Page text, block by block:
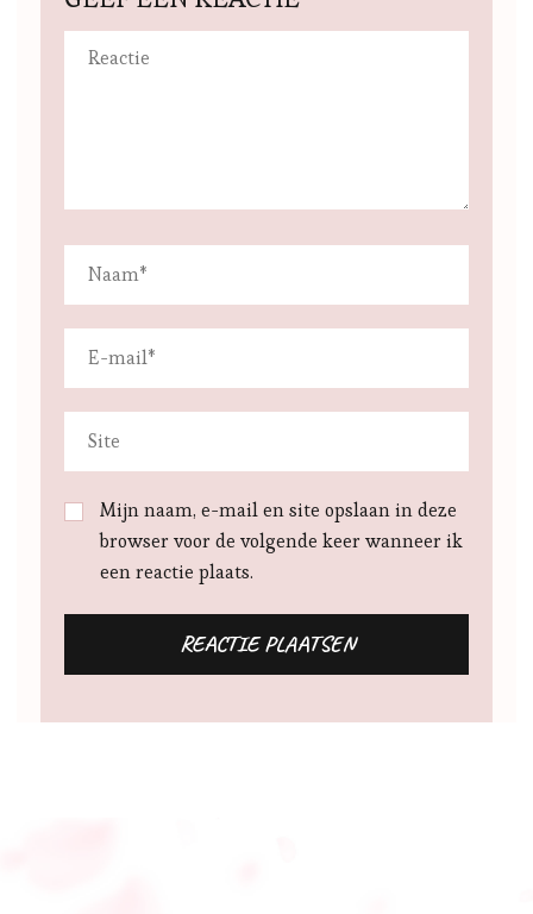
Mijn naam, e-mail en site opslaan in deze
browser voor de volgende keer wanneer ik
een reactie plaats.